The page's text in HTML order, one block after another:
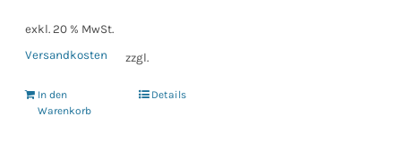
exkl. 20 % MwSt.
zzgl.
Versandkosten
In den
Warenkorb
Details